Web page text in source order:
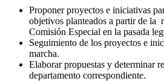
Proponer proyectos e iniciativas
objetivos planteados a partir de la
Comisión Especial en la pasada
Seguimiento de los proyectos e
marcha.
Elaborar propuestas y determinar
departamento correspondiente.